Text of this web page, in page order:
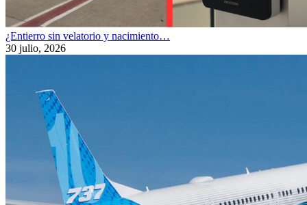
¿Entierro sin velatorio y nacimiento…
30 julio, 2026